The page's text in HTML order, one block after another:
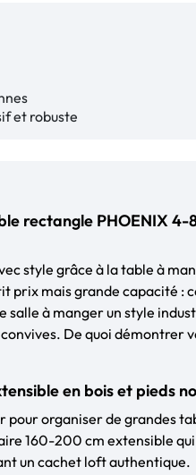
et robuste
rectangle PHOENIX 4-
style grâce à la table à
prix mais grande capacité :
salle à manger un style
De quoi démontrer
en bois et pieds
pour organiser de grandes
160-200 cm extensible
un cachet loft authentique.